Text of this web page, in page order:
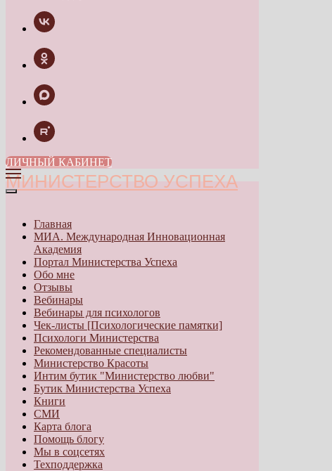
МИНИСТЕРСТВО УСПЕХА
ЛИЧНЫЙ КАБИНЕТ
Главная
МИА. Международная Инновационная
Академия
Портал Министерства Успеха
Обо мне
Отзывы
Вебинары
Вебинары для психологов
Чек-листы [Психологические памятки]
Психологи Министерства
Рекомендованные специалисты
Министерство Красоты
Интим бутик "Министерство любви"
Бутик Министерства Успеха
Книги
СМИ
Карта блога
Помощь блогу
Мы в соцсетях
Техподдержка